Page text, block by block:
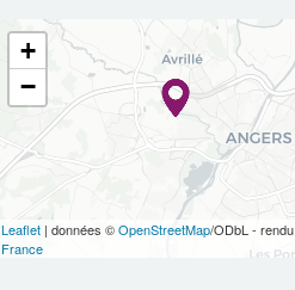
+
−
Leaflet| données ©OpenStreetMap/ODbL - rendu
France